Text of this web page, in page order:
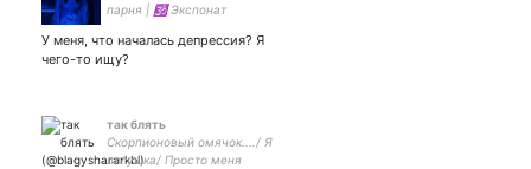
парня | 🕉 Экспонат
хвостиком | Неутомимый
бездельник | 🛐 Sumimasen
У меня, что началась депрессия? Я
чего-то ищу?
так блять
Скорпионовый омячок..../ Я
лягушка/ Просто меня